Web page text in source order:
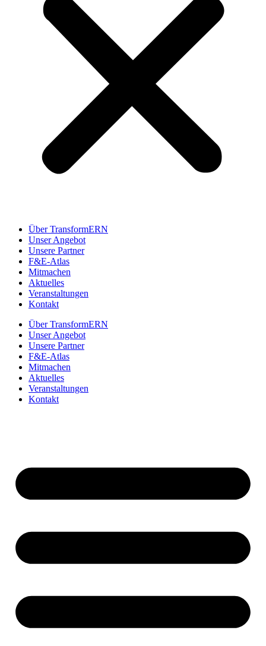
Über TransformERN
Unser Angebot
Unsere Partner
F&E-Atlas
Mitmachen
Aktuelles
Veranstaltungen
Kontakt
Über TransformERN
Unser Angebot
Unsere Partner
F&E-Atlas
Mitmachen
Aktuelles
Veranstaltungen
Kontakt